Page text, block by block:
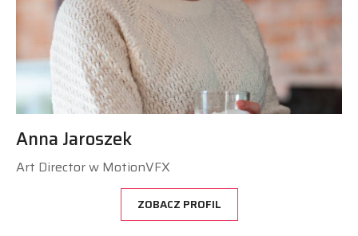
Anna Jaroszek
Art Director w MotionVFX
ZOBACZ PROFIL